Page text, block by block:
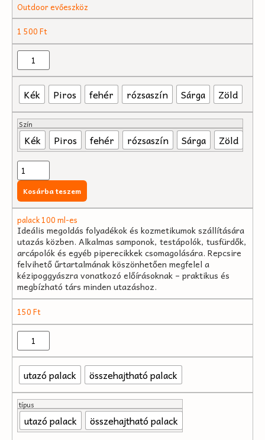
Outdoor evőeszköz
1 500Ft
Kék Piros fehér rózsaszín Sárga Zöld
Szín
Kék Piros fehér rózsaszín Sárga Zöld
Kosárba teszem
palack 100 ml-es
Ideális megoldás folyadékok és kozmetikumok szállítására
utazás közben. Alkalmas samponok, testápolók, tusfürdők,
arcápolók és egyéb piperecikkek csomagolására. Repcsire
felvihető űrtartalmának köszönhetően megfelel a
kézipoggyászra vonatkozó előírásoknak – praktikus és
megbízható társ minden utazáshoz.
150Ft
utazó palack összehajtható palack
típus
utazó palack összehajtható palack